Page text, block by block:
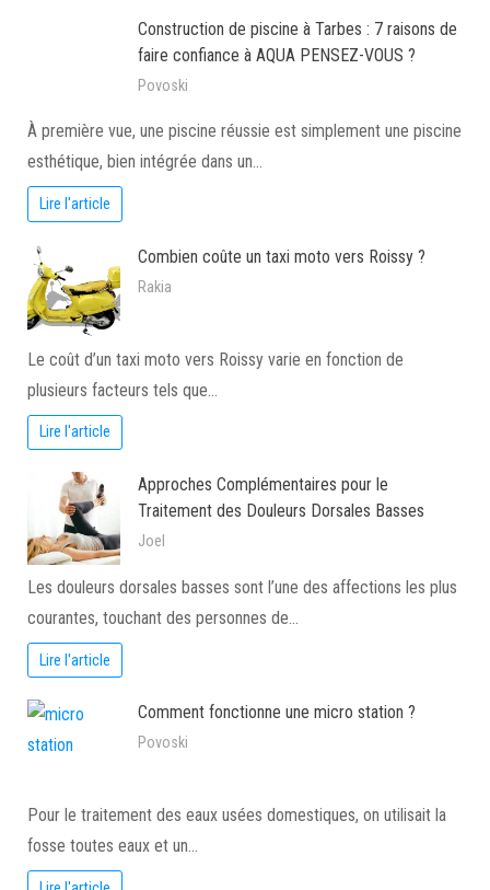
Construction de piscine à Tarbes : 7 raisons de
faire confiance à AQUA PENSEZ-VOUS ?
Povoski
À première vue, une piscine réussie est simplement une piscine
esthétique, bien intégrée dans un…
Lire l'article
Combien coûte un taxi moto vers Roissy ?
Rakia
Le coût d’un taxi moto vers Roissy varie en fonction de
plusieurs facteurs tels que…
Lire l'article
Approches Complémentaires pour le
Traitement des Douleurs Dorsales Basses
Joel
Les douleurs dorsales basses sont l’une des affections les plus
courantes, touchant des personnes de…
Lire l'article
Comment fonctionne une micro station ?
Povoski
Pour le traitement des eaux usées domestiques, on utilisait la
fosse toutes eaux et un…